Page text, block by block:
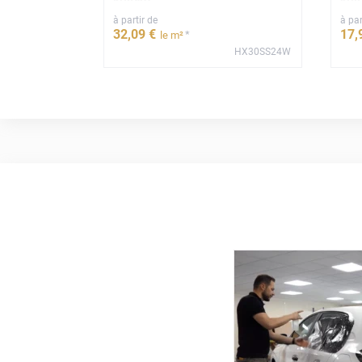
à partir de
32,09 € le m²*
HX30SS24W
à
17